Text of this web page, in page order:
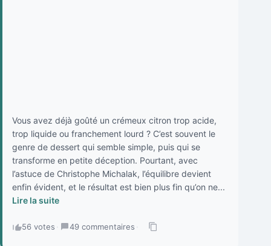
Vous avez déjà goûté un crémeux citron trop acide,
trop liquide ou franchement lourd ? C’est souvent le
genre de dessert qui semble simple, puis qui se
transforme en petite déception. Pourtant, avec
l’astuce de Christophe Michalak, l’équilibre devient
enfin évident, et le résultat est bien plus fin qu’on ne...
Lire la suite
56 votes · 49 commentaires ·